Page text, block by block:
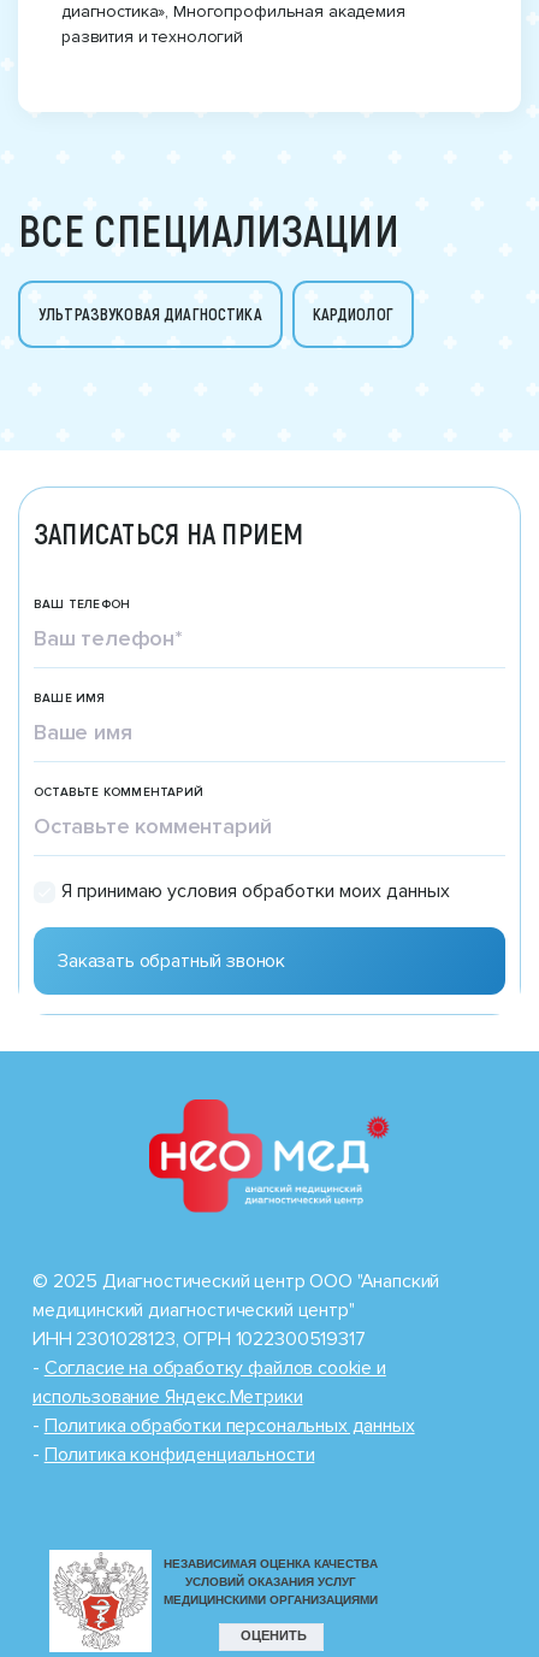
диагностика», Многопрофильная академия
развития и технологий
ВСЕ СПЕЦИАЛИЗАЦИИ
УЛЬТРАЗВУКОВАЯ ДИАГНОСТИКА КАРДИОЛОГ
ЗАПИСАТЬСЯ НА ПРИЕМ
ВАШ ТЕЛЕФОН
ВАШЕ ИМЯ
ОСТАВЬТЕ КОММЕНТАРИЙ
Я принимаю условия обработки моих данных
© 2025 Диагностический центр ООО "Анапский
медицинский диагностический центр"
ИНН 2301028123, ОГРН 1022300519317
- Cогласие на обработку файлов cookie и
использование Яндекс.Метрики
- Политика обработки персональных данных
- Политика конфиденциальности